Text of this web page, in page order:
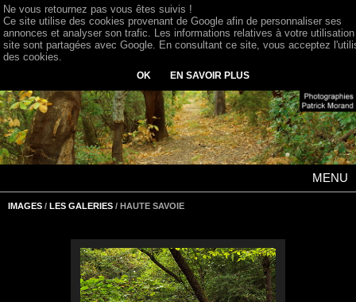
MENU
IMAGES / LES GALERIES / HAUTE SAVOIE
Ne vous retournez pas vous êtes suivis !
Ce site utilise des cookies provenant de Google afin de personnaliser ses
annonces et analyser son trafic. Les informations relatives à votre
site sont partagées avec Google. En consultant ce site, vous acceptez
des cookies.
OK EN SAVOIR PLUS